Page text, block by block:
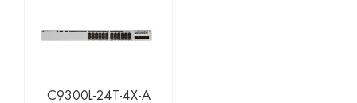
C9300L-24T-4X-A